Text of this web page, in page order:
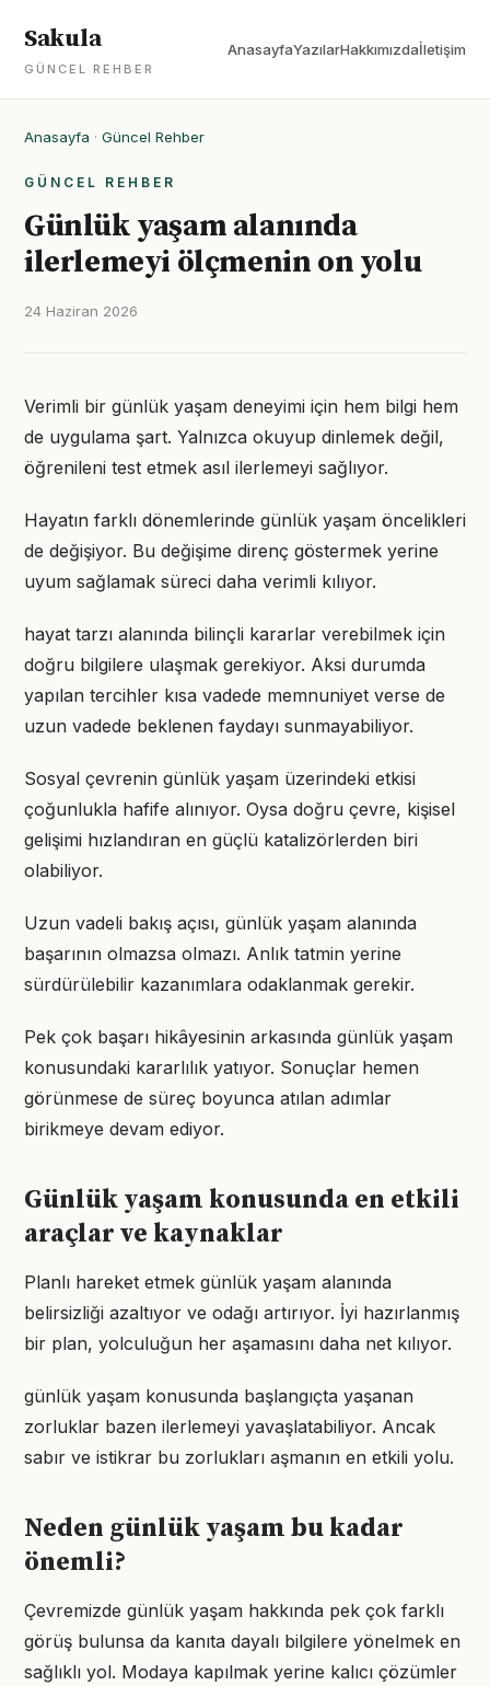
Sakula
GÜNCEL REHBER
AnasayfaYazılarHakkımızdaİletişim
Anasayfa · Güncel Rehber
GÜNCEL REHBER
Günlük yaşam alanında
ilerlemeyi ölçmenin on yolu
24 Haziran 2026
Verimli bir günlük yaşam deneyimi için hem bilgi hem
de uygulama şart. Yalnızca okuyup dinlemek değil,
öğrenileni test etmek asıl ilerlemeyi sağlıyor.
Hayatın farklı dönemlerinde günlük yaşam öncelikleri
de değişiyor. Bu değişime direnç göstermek yerine
uyum sağlamak süreci daha verimli kılıyor.
hayat tarzı alanında bilinçli kararlar verebilmek için
doğru bilgilere ulaşmak gerekiyor. Aksi durumda
yapılan tercihler kısa vadede memnuniyet verse de
uzun vadede beklenen faydayı sunmayabiliyor.
Sosyal çevrenin günlük yaşam üzerindeki etkisi
çoğunlukla hafife alınıyor. Oysa doğru çevre, kişisel
gelişimi hızlandıran en güçlü katalizörlerden biri
olabiliyor.
Uzun vadeli bakış açısı, günlük yaşam alanında
başarının olmazsa olmazı. Anlık tatmin yerine
sürdürülebilir kazanımlara odaklanmak gerekir.
Pek çok başarı hikâyesinin arkasında günlük yaşam
konusundaki kararlılık yatıyor. Sonuçlar hemen
görünmese de süreç boyunca atılan adımlar
birikmeye devam ediyor.
Günlük yaşam konusunda en etkili
araçlar ve kaynaklar
Planlı hareket etmek günlük yaşam alanında
belirsizliği azaltıyor ve odağı artırıyor. İyi hazırlanmış
bir plan, yolculuğun her aşamasını daha net kılıyor.
günlük yaşam konusunda başlangıçta yaşanan
zorluklar bazen ilerlemeyi yavaşlatabiliyor. Ancak
sabır ve istikrar bu zorlukları aşmanın en etkili yolu.
Neden günlük yaşam bu kadar
önemli?
Çevremizde günlük yaşam hakkında pek çok farklı
görüş bulunsa da kanıta dayalı bilgilere yönelmek en
sağlıklı yol. Modaya kapılmak yerine kalıcı çözümler